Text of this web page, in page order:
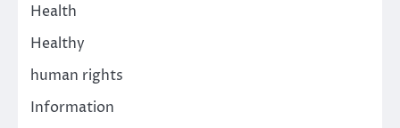
Health
Healthy
human rights
Information